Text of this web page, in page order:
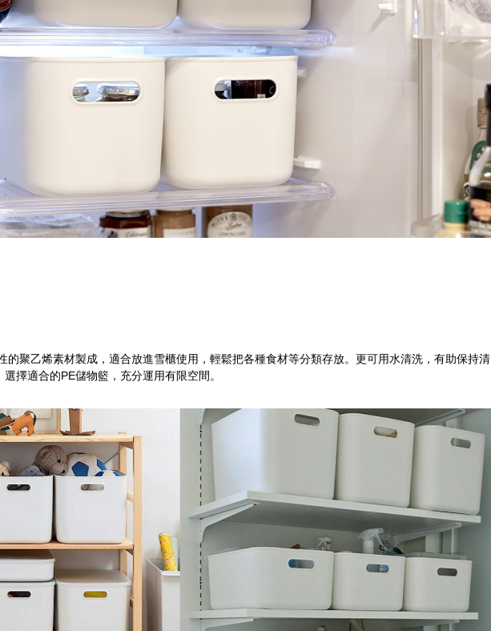
的聚乙烯素材製成，適合放進雪櫃使用，輕鬆把各種食材等分類存放。更可用水清洗，有助保持清
擇適合的PE儲物籃，充分運用有限空間。